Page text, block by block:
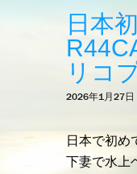
日本
リコ
2026年1月27日
日本で初め
下妻で水上